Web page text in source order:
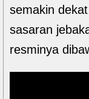
semakin
sasaran
resminya